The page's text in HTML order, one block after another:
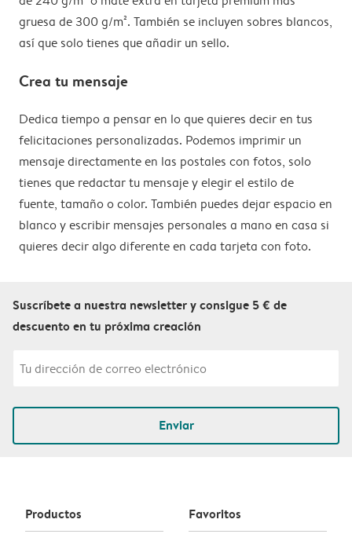
gruesa de 300 g/m². También se incluyen sobres blancos,
así que solo tienes que añadir un sello.
Crea tu mensaje
Dedica tiempo a pensar en lo que quieres decir en tus
felicitaciones personalizadas. Podemos imprimir un
mensaje directamente en las postales con fotos, solo
tienes que redactar tu mensaje y elegir el estilo de
fuente, tamaño o color. También puedes dejar espacio en
blanco y escribir mensajes personales a mano en casa si
quieres decir algo diferente en cada tarjeta con foto.
Suscríbete a nuestra newsletter y consigue 5 € de
descuento en tu próxima creación
Enviar
Productos Favoritos